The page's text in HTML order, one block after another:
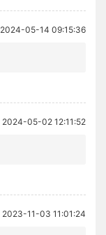
2024-05-14 09:15:36
2024-05-02 12:11:52
2023-11-03 11:01:24